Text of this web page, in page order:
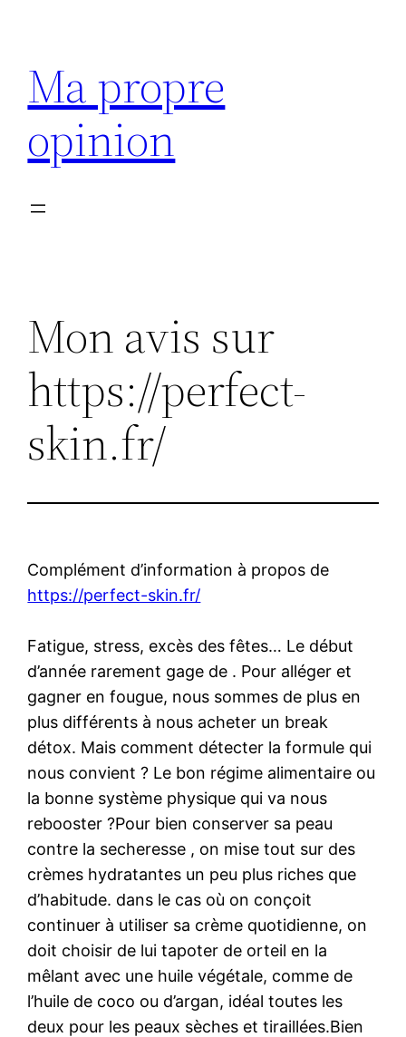
contenu
Ma propre
opinion
Mon avis sur
https://perfect-
skin.fr/
Complément d’information à propos de
https://perfect-skin.fr/
Fatigue, stress, excès des fêtes… Le début
d’année rarement gage de . Pour alléger et
gagner en fougue, nous sommes de plus en
plus différents à nous acheter un break
détox. Mais comment détecter la formule qui
nous convient ? Le bon régime alimentaire ou
la bonne système physique qui va nous
rebooster ?Pour bien conserver sa peau
contre la secheresse , on mise tout sur des
crèmes hydratantes un peu plus riches que
d’habitude. dans le cas où on conçoit
continuer à utiliser sa crème quotidienne, on
doit choisir de lui tapoter de orteil en la
mêlant avec une huile végétale, comme de
l’huile de coco ou d’argan, idéal toutes les
deux pour les peaux sèches et tiraillées.Bien